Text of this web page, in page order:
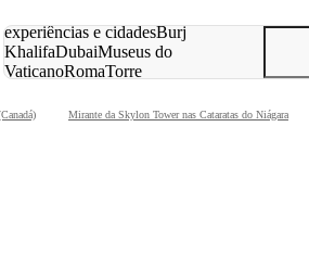
experiências e cidadesBurj
KhalifaDubaiMuseus do
VaticanoRomaTorre
Mirante da Skylon Tower nas Cataratas do Niágara